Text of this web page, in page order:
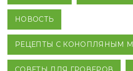
НОВОСТЬ
РЕЦЕПТЫ С КОНОПЛЯНЫМ